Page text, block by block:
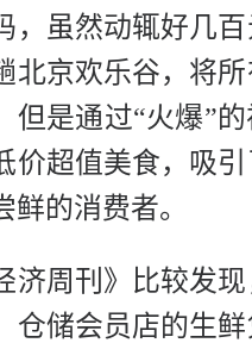
，虽然动辄好几
北京欢乐谷，将
但是通过“火爆”
价超值美食，吸
鲜的消费者。
济周刊》比较发
仓储会员店的生